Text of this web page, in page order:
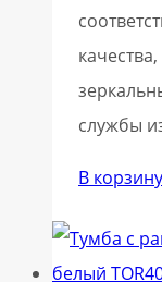
службы
В корзину